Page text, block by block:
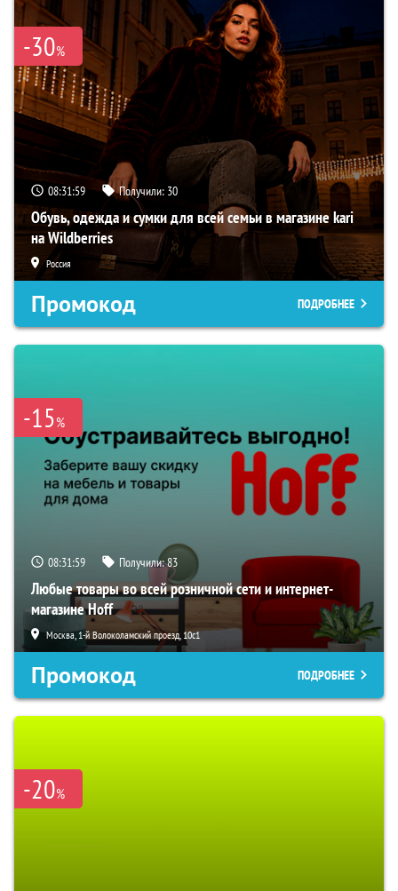
-30%
08:31:57 Получили: 30
Обувь, одежда и сумки для всей семьи в магазине kari
на Wildberries
Россия
Промокод ПОДРОБНЕЕ
-15%
08:31:57 Получили:83
Любые товары во всей розничной сети и интернет-
магазине Hoff
Москва, 1-й Волоколамский проезд, 10с1
Промокод ПОДРОБНЕЕ
-20%